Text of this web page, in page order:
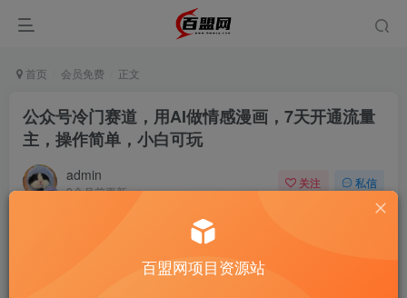
首页 会员免费 正文
公众号冷门赛道，用AI做情感漫画，7天开通流量
主，操作简单，小白可玩
admin
9个月前更新
关注 私信
百盟网项目资源站